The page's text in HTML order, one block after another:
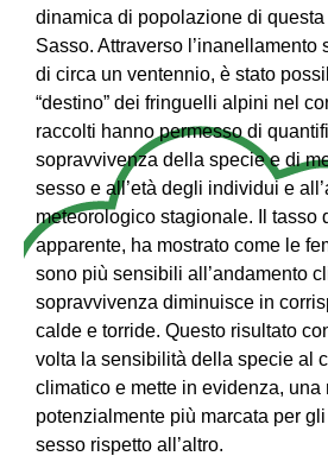
dinamica di popolazione di
Sasso. Attraverso l’inanellamento
di circa un ventennio, è stato
“destino” dei fringuelli alpini nel
raccolti hanno permesso di
sopravvivenza della specie e di
sesso e all’età degli individui e
meteorologico stagionale. Il tasso
apparente, ha mostrato come le
sono più sensibili all’andamento
sopravvivenza diminuisce in
calde e torride. Questo risultato
volta la sensibilità della specie al
climatico e mette in evidenza, una
potenzialmente più marcata per
sesso rispetto all’altro.